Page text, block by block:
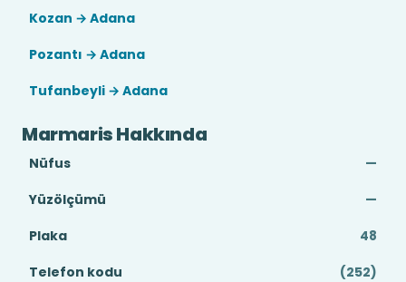
Kozan → Adana
Pozantı → Adana
Tufanbeyli → Adana
Marmaris Hakkında
Nüfus
—
Yüzölçümü
—
Plaka
48
Telefon kodu
(252)